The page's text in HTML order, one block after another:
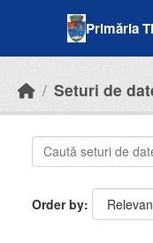
Primăria
Seturi de
Order by